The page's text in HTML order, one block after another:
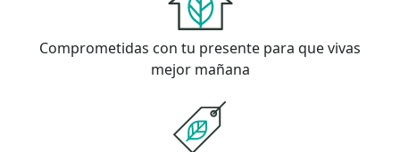
Comprometidas con tu presente para que vivas
mejor mañana